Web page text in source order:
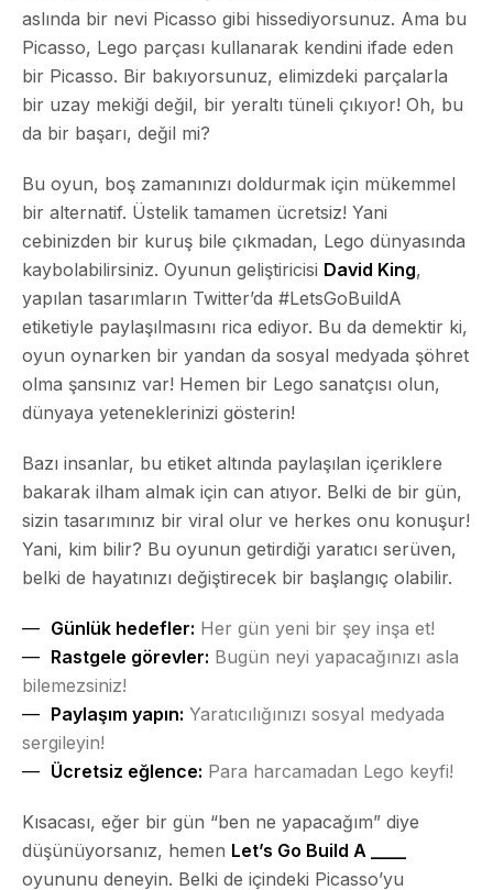
aslında bir nevi Picasso gibi hissediyorsunuz. Ama bu
Picasso, Lego parçası kullanarak kendini ifade eden
bir Picasso. Bir bakıyorsunuz, elimizdeki parçalarla
bir uzay mekiği değil, bir yeraltı tüneli çıkıyor! Oh, bu
da bir başarı, değil mi?
Bu oyun, boş zamanınızı doldurmak için mükemmel
bir alternatif. Üstelik tamamen ücretsiz! Yani
cebinizden bir kuruş bile çıkmadan, Lego dünyasında
kaybolabilirsiniz. Oyunun geliştiricisi David King,
yapılan tasarımların Twitter’da #LetsGoBuildA
etiketiyle paylaşılmasını rica ediyor. Bu da demektir ki,
oyun oynarken bir yandan da sosyal medyada şöhret
olma şansınız var! Hemen bir Lego sanatçısı olun,
dünyaya yeteneklerinizi gösterin!
Bazı insanlar, bu etiket altında paylaşılan içeriklere
bakarak ilham almak için can atıyor. Belki de bir gün,
sizin tasarımınız bir viral olur ve herkes onu konuşur!
Yani, kim bilir? Bu oyunun getirdiği yaratıcı serüven,
belki de hayatınızı değiştirecek bir başlangıç olabilir.
Günlük hedefler: Her gün yeni bir şey inşa et!
Rastgele görevler: Bugün neyi yapacağınızı asla
bilemezsiniz!
Paylaşım yapın: Yaratıcılığınızı sosyal medyada
sergileyin!
Ücretsiz eğlence: Para harcamadan Lego keyfi!
Kısacası, eğer bir gün “ben ne yapacağım” diye
düşünüyorsanız, hemen Let’s Go Build A ____
oyununu deneyin. Belki de içindeki Picasso’yu